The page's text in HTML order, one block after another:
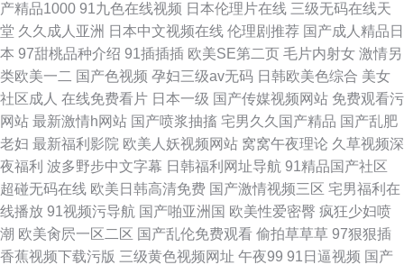
产精品1000 91九色在线视频 日本伦理片在线 三级无码在线天
堂 久久成人亚洲 日本中文视频在线 伦理剧推荐 国产成人精品日
本 97甜桃品种介绍 91插插插 欧美SE第二页 毛片内射女 激情另
类欧美一二 国产色视频 孕妇三级av无码 日韩欧美色综合 美女
社区成人 在线免费看片 日本一级 国产传媒视频网站 免费观看污
网站 最新激情h网站 国产喷浆抽搐 宅男久久国产精品 国产乱肥
老妇 最新福利影院 欧美人妖视频网站 窝窝午夜理论 久草视频深
夜福利 波多野步中文字幕 日韩福利网址导航 91精品国产社区
超碰无码在线 欧美日韩高清免费 国产激情视频三区 宅男福利在
线播放 91视频污导航 国产啪亚洲国 欧美性爱密臀 疯狂少妇喷
潮 欧美肏屄一区二区 国产乱伦免费观看 偷拍草草草 97狠狠插
香蕉视频下载污版 三级黄色视频网址 午夜99 91日逼视频 国产